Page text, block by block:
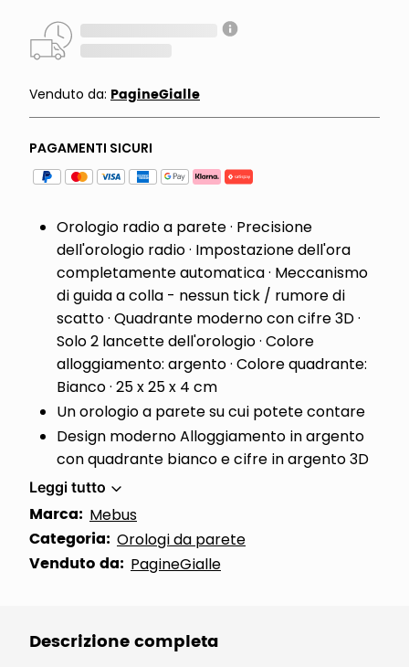
Venduto da: PagineGialle
PAGAMENTI SICURI
Orologio radio a parete · Precisione
dell'orologio radio · Impostazione dell'ora
completamente automatica · Meccanismo
di guida a colla - nessun tick / rumore di
scatto · Quadrante moderno con cifre 3D ·
Solo 2 lancette dell'orologio · Colore
alloggiamento: argento · Colore quadrante:
Bianco · 25 x 25 x 4 cm
Un orologio a parete su cui potete contare
Design moderno Alloggiamento in argento
con quadrante bianco e cifre in argento 3D
Leggi tutto
Marca: Mebus
Categoria: Orologi da parete
Venduto da: PagineGialle
Descrizione completa